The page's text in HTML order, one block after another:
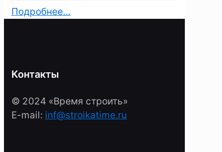
Подробнее...
Контакты
© 2024 «Время строить»
E-mail: inf@stroikatime.ru